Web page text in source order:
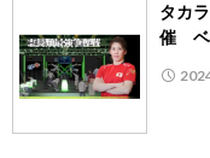
タカ
催 ベ